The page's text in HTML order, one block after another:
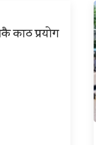
काठ प्रयोग